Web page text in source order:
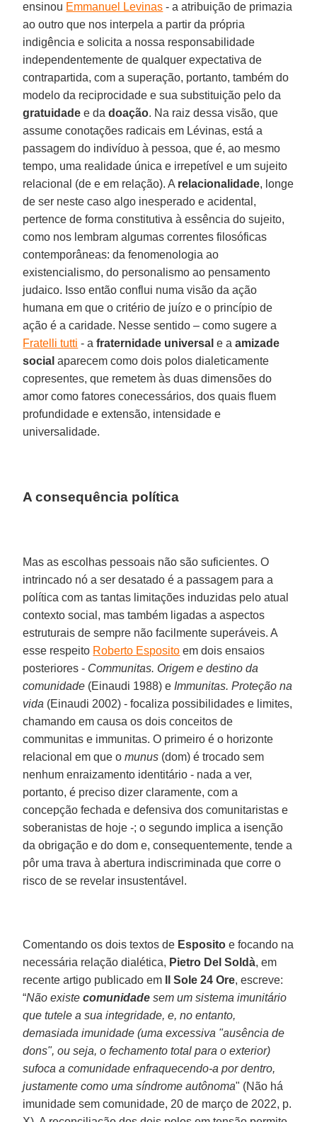
ensinou Emmanuel Levinas - a atribuição de primazia
ao outro que nos interpela a partir da própria
indigência e solicita a nossa responsabilidade
independentemente de qualquer expectativa de
contrapartida, com a superação, portanto, também do
modelo da reciprocidade e sua substituição pelo da
gratuidade e dadoação. Na raiz dessa visão, que
assume conotações radicais em Lévinas, está a
passagem do indivíduo à pessoa, que é, ao mesmo
tempo, uma realidade única e irrepetível e um sujeito
relacional (de e em relação). A relacionalidade, longe
de ser neste caso algo inesperado e acidental,
pertence de forma constitutiva à essência do sujeito,
como nos lembram algumas correntes filosóficas
contemporâneas: da fenomenologia ao
existencialismo, do personalismo ao pensamento
judaico. Isso então conflui numa visão da ação
humana em que o critério de juízo e o princípio de
ação é a caridade. Nesse sentido – como sugere a
Fratelli tutti - afraternidade universal e aamizade
social aparecem como dois polos dialeticamente
copresentes, que remetem às duas dimensões do
amor como fatores conecessários, dos quais fluem
profundidade e extensão, intensidade e
universalidade.
A consequência política
Mas as escolhas pessoais não são suficientes. O
intrincado nó a ser desatado é a passagem para a
política com as tantas limitações induzidas pelo atual
contexto social, mas também ligadas a aspectos
estruturais de sempre não facilmente superáveis. A
esse respeito Roberto Esposito em dois ensaios
posteriores - Communitas. Origem e destino da
comunidade (Einaudi 1988) e Immunitas. Proteção na
vida (Einaudi 2002) - focaliza possibilidades e limites,
chamando em causa os dois conceitos de
communitas e immunitas. O primeiro é o horizonte
relacional em que omunus (dom) é trocado sem
nenhum enraizamento identitário - nada a ver,
portanto, é preciso dizer claramente, com a
concepção fechada e defensiva dos comunitaristas e
soberanistas de hoje -; o segundo implica a isenção
da obrigação e do dom e, consequentemente, tende a
pôr uma trava à abertura indiscriminada que corre o
risco de se revelar insustentável.
Comentando os dois textos de Esposito e focando na
necessária relação dialética, Pietro Del Soldà, em
recente artigo publicado em
Il Sole 24 Ore, escreve:
“Não existecomunidade sem um sistema imunitário
que tutele a sua integridade, e, no entanto,
demasiada imunidade (uma excessiva "ausência de
dons", ou seja, o fechamento total para o exterior)
sufoca a comunidade enfraquecendo-a por dentro,
justamente como uma síndrome autônoma" (Não há
imunidade sem comunidade, 20 de março de 2022, p.